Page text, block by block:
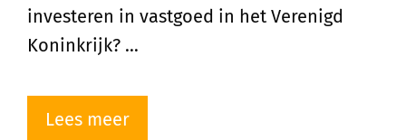
investeren in vastgoed in het Verenigd
Koninkrijk? …
Lees meer